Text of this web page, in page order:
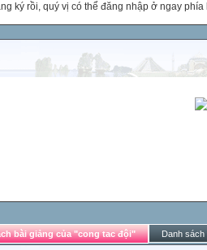
ký rồi, quý vị có thể đăng nhập ở ngay phía
bài giảng của "cong tac đội" Danh